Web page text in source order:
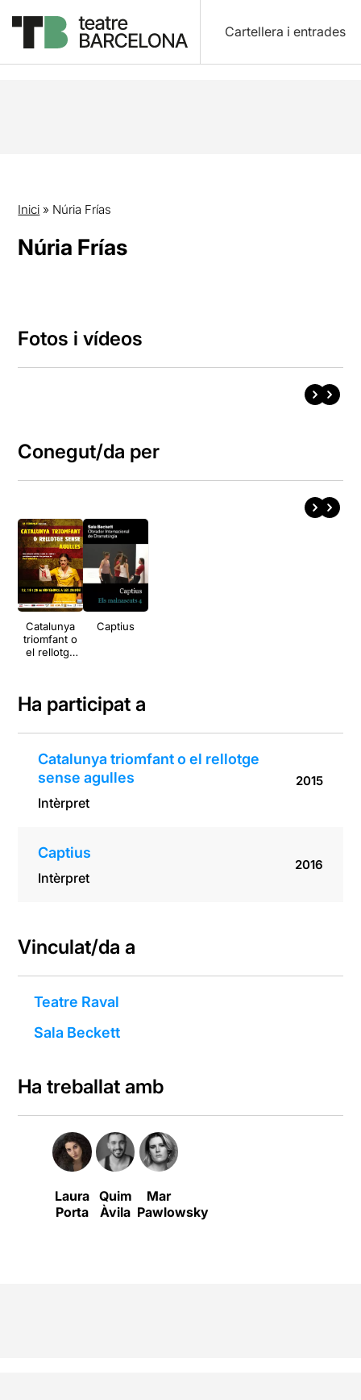
Cartellera i entrades
Inici » Núria Frías
Núria Frías
Fotos i vídeos
Conegut/da per
Catalunya
triomfant o
el rellotge
Captius
Ha participat a
Catalunya triomfant o el rellotge
sense agulles
Intèrpret
2015
Captius
Intèrpret
2016
Vinculat/da a
Teatre Raval
Sala Beckett
Ha treballat amb
Laura
Porta
Quim
Àvila
Mar
Pawlowsky